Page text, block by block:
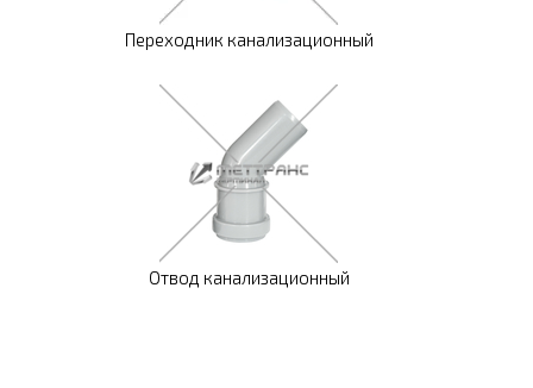
Переходник канализационный
Отвод канализационный